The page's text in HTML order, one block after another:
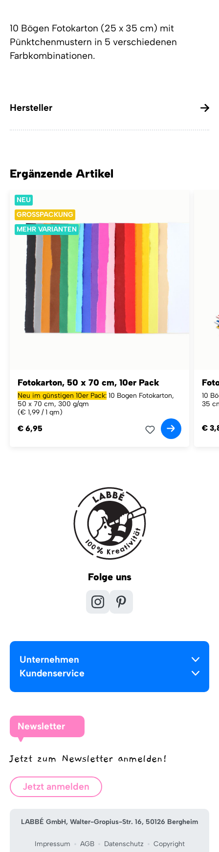
10 Bögen Fotokarton (25 x 35 cm) mit
Pünktchenmustern in 5 verschiedenen
Farbkombinationen.
Hersteller
Ergänzende Artikel
NEU
GROSSPACKUNG
MEHR VARIANTEN
Fotokarton, 50 x 70 cm, 10er Pack
Neu im günstigen 10er Pack: 10 Bogen Fotokarton,
50 x 70 cm, 300 g/qm
(€ 1,99 / 1 qm)
€ 6,95
10
35
€
Folge uns
Unternehmen
Kundenservice
Newsletter
Jetzt zum Newsletter anmelden!
Jetzt anmelden
LABBÉ GmbH, Walter-Gropius-Str. 16, 50126 Bergheim
Impressum AGB Datenschutz Copyright